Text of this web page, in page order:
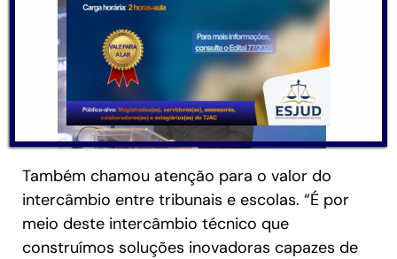
Também chamou atenção para o valor do
intercâmbio entre tribunais e escolas. “É por
meio deste intercâmbio técnico que
construímos soluções inovadoras capazes de